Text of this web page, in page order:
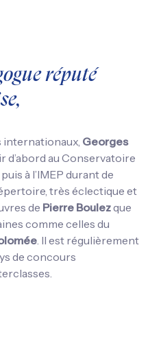
réputé
internationaux, Georges
d’abord au Conservatoire
à l’IMEP durant de
très éclectique et
de Pierre Boulezque
comme celles du
. Il est régulièrement
de concours